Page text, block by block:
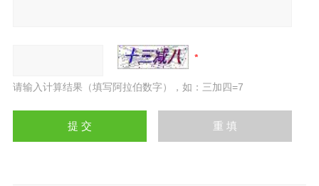
请输入计算结果（填写阿拉伯数字），如：三加四=7